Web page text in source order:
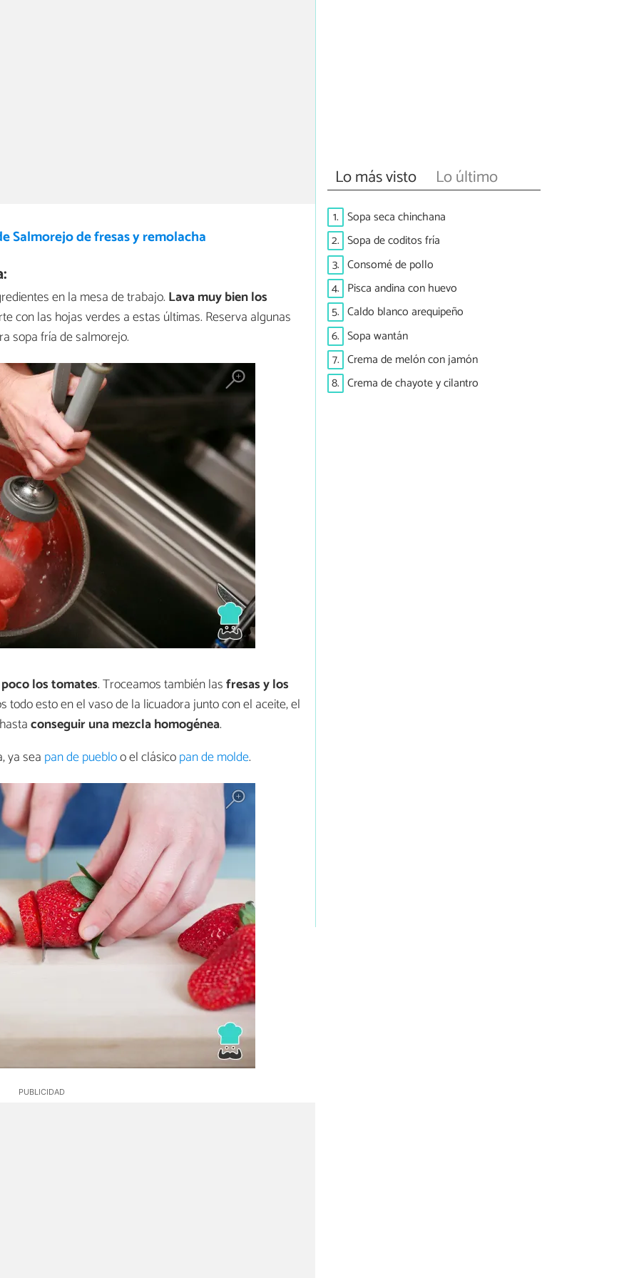
Salmorejo de fresas y remolacha
en la mesa de trabajo.Lava muy bien los
con las hojas verdes a estas últimas. Reserva algunas
sopa fría de salmorejo.
los tomates. Troceamos también lasfresas y los
todo esto en el vaso de la licuadora junto con el aceite, el
conseguir una mezcla homogénea.
ya sea pan de puebloo el clásicopan de molde.
Lo más visto Lo último
1. Sopa seca chinchana
2. Sopa de coditos fría
3. Consomé de pollo
4. Pisca andina con huevo
5. Caldo blanco arequipeño
6. Sopa wantán
7. Crema de melón con jamón
8. Crema de chayote y cilantro